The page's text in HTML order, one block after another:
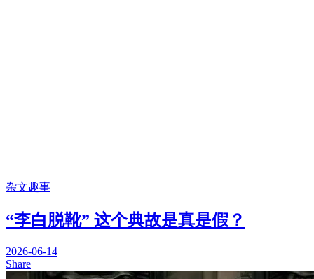
杂文趣事
“李白脱靴” 这个典故是真是假？
2026-06-14
Share